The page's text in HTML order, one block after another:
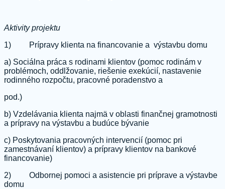
Aktivity projektu
1) Prípravy klienta na financovanie a výstavbu domu
a) Sociálna práca s rodinami klientov (pomoc rodinám v
problémoch, oddlžovanie, riešenie exekúcií, nastavenie
rodinného rozpočtu, pracovné poradenstvo a
pod.)
b) Vzdelávania klienta najmä v oblasti finančnej gramotnosti
a prípravy na výstavbu a budúce bývanie
c) Poskytovania pracovných intervencií (pomoc pri
zamestnávaní klientov) a prípravy klientov na bankové
financovanie)
2) Odbornej pomoci a asistencie pri príprave a výstavbe
domu